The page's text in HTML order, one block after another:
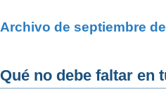
Archivo de septiembre
Qué no debe faltar en